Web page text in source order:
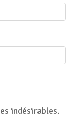
indésirables.